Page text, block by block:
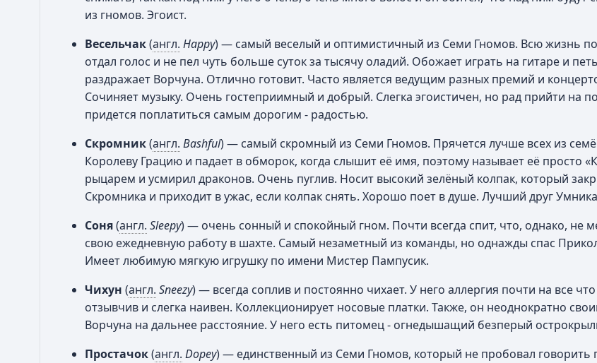
из гномов. Эгоист.
Весельчак(англ. Happy) — самый веселый и оптимистичный из Семи Гномов. Всю жизнь
отдал голос и не пел чуть больше суток за тысячу оладий. Обожает играть на гитаре и
раздражает Ворчуна. Отлично готовит. Часто является ведущим разных премий и
Сочиняет музыку. Очень гостеприимный и добрый. Слегка эгоистичен, но рад прийти на
придется поплатиться самым дорогим - радостью.
Скромник(англ. Bashful) — самый скромный из Семи Гномов. Прячется лучше всех из
Королеву Грацию и падает в обморок, когда слышит её имя, поэтому называет её просто
рыцарем и усмирил драконов. Очень пуглив. Носит высокий зелёный колпак, который
Скромника и приходит в ужас, если колпак снять. Хорошо поет в душе. Лучший друг
Соня(англ. Sleepy) — очень сонный и спокойный гном. Почти всегда спит, что, однако, не
свою ежедневную работу в шахте. Самый незаметный из команды, но однажды спас
Имеет любимую мягкую игрушку по имени Мистер Пампусик.
Чихун (англ. Sneezy) — всегда соплив и постоянно чихает. У него аллергия почти на все
отзывчив и слегка наивен. Коллекционирует носовые платки. Также, он неоднократно
Ворчуна на дальнее расстояние. У него есть питомец - огнедышащий безперый
Простачок(англ. Dopey) — единственный из Семи Гномов, который не пробовал говорить